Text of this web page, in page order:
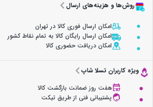
روش‌ها و هزینه‌های ارسال
امکان ارسال فوری کالا در تهران
امکان ارسال رایگان کالا به تمام نقاط کشور
امکان دریافت حضوری کالا
ویژه کاربران تسلا شاپ
هفت روز ضمانت بازگشت کالا
پشتیبانی فنی از طریق تیکت